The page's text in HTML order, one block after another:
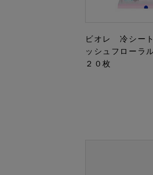
ビオレ 冷シー
ッシュフローラ
２０枚